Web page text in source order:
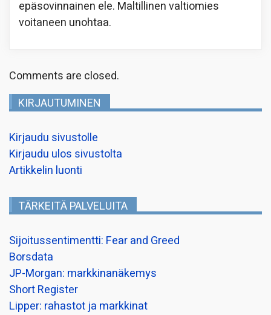
epäsovinnainen ele. Maltillinen valtiomies
voitaneen unohtaa.
Comments are closed.
KIRJAUTUMINEN
Kirjaudu sivustolle
Kirjaudu ulos sivustolta
Artikkelin luonti
TÄRKEITÄ PALVELUITA
Sijoitussentimentti: Fear and Greed
Borsdata
JP-Morgan: markkinanäkemys
Short Register
Lipper: rahastot ja markkinat